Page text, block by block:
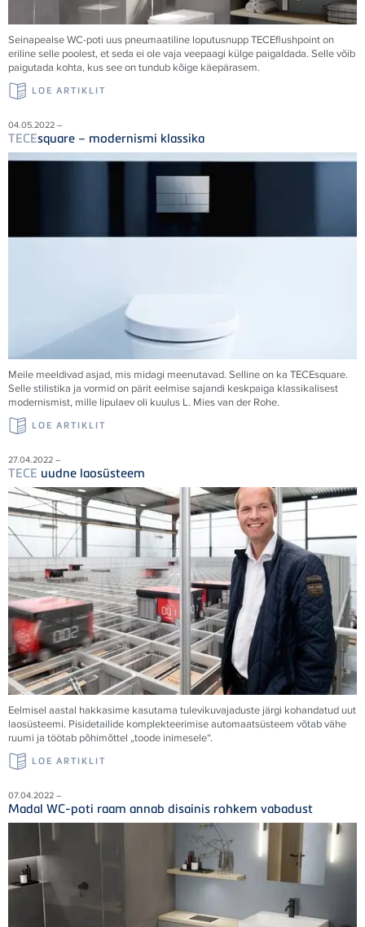
Seinapealse WC-poti uus pneumaatiline loputusnuppTECEflushpoint on
eriline selle poolest, et seda ei ole vaja veepaagi külge paigaldada. Selle võib
paigutada kohta, kus see on tundub kõige käepärasem.
LOE ARTIKLIT
04.05.2022 –
TECEsquare – modernismi klassika
Meile meeldivad asjad, mis midagi meenutavad. Selline on ka TECEsquare.
Selle stilistika ja vormid on pärit eelmise sajandi keskpaiga klassikalisest
modernismist, mille lipulaev oli kuulus L. Mies van der Rohe.
LOE ARTIKLIT
27.04.2022 –
TECE uudne laosüsteem
Eelmisel aastal hakkasime kasutama tulevikuvajaduste järgi kohandatud uut
laosüsteemi. Pisidetailide komplekteerimise automaatsüsteem võtab vähe
ruumi ja töötab põhimõttel „toode inimesele“.
LOE ARTIKLIT
07.04.2022 –
Madal WC-poti raam annab disainis rohkem vabadust